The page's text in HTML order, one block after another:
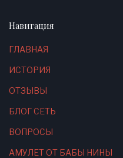
Навигация
ГЛАВНАЯ
ИСТОРИЯ
ОТЗЫВЫ
БЛОГ СЕТЬ
ВОПРОСЫ
АМУЛЕТ ОТ БАБЫ НИНЫ